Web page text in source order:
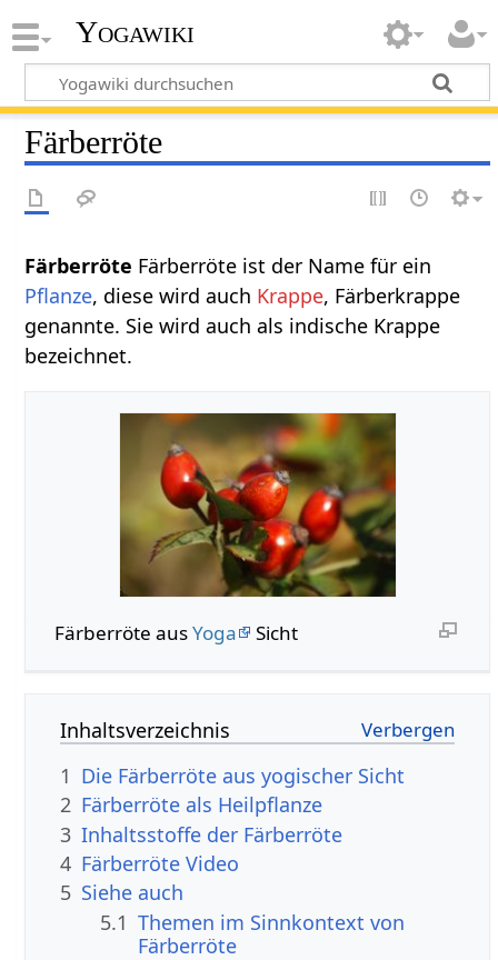
Yogawiki
Färberröte
Färberröte Färberröte ist der Name für ein
Pflanze, diese wird auch Krappe, Färberkrappe
genannte. Sie wird auch als indische Krappe
bezeichnet.
Färberröte ausYoga Sicht
Inhaltsverzeichnis
1 Die Färberröte aus yogischer Sicht
2 Färberröte als Heilpflanze
3 Inhaltsstoffe der Färberröte
4 Färberröte Video
5 Siehe auch
5.1 Themen im Sinnkontext von
Färberröte